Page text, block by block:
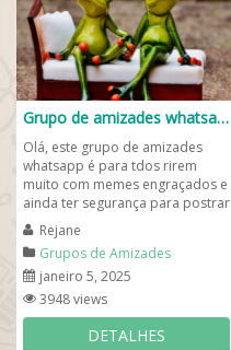
Grupo de amizades whatsapp❤️
Olá, este grupo de amizades
whatsapp é para tdos rirem
muito com memes engraçados e
ainda ter segurança para postrar
suas mensagens e ainda chamar
no...
Rejane
Grupos de Amizades
janeiro 5, 2025
3948 views
DETALHES